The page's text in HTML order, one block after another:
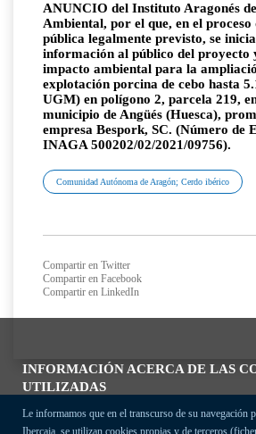
INFORMACIÓN ACERCA DE LAS
UTILIZADAS
Le informamos que en el transcurso de su navegación
Ibercaja, se utilizan cookies propias y de terceros
ANUNCIO del Instituto Aragonés
Ambiental, por el que, en el
pública legalmente previsto, se
información al público del proyecto
impacto ambiental para la
explotación porcina de cebo hasta
UGM) en polígono 2, parcela 219,
municipio de Angüés (Huesca),
empresa Bespork, SC. (Número de
INAGA 500202/02/2021/09756).
Comunidad Autónoma de Aragón; Cerdo ibérico
Compartir en Twitter
Compartir en Facebook
Compartir en LinkedIn